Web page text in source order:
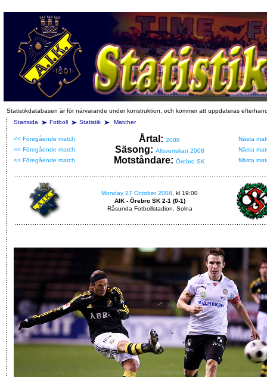
Statistikdatabasen är för närvarande under konstruktion, och kommer att uppdateras
Startsida
Fotboll Statistik Matcher
<< Föregående match Årtal: 2008
Nästa
<< Föregående match
Säsong: Allsvenskan 2008
Nästa
<< Föregående match
Motståndare: Örebro SK Nästa
Monday 27 October 2008 , kl 19:00
AIK - Örebro SK 2-1 (0-1)
Råsunda Fotbollstadion, Solna